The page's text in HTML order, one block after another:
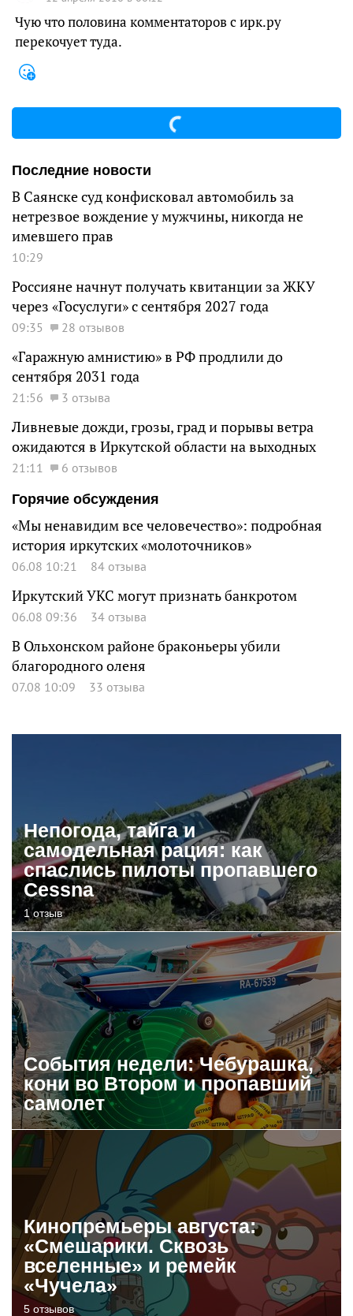
Чую что половина комментаторов с ирк.ру
перекочует туда.
Последние новости
В Саянске суд конфисковал автомобиль за
нетрезвое вождение у мужчины, никогда не
имевшего прав
10:29
Россияне начнут получать квитанции за ЖКУ
через «Госуслуги» с сентября 2027 года
09:35 28 отзывов
«Гаражную амнистию» в РФ продлили до
сентября 2031 года
21:56 3 отзыва
Ливневые дожди, грозы, град и порывы ветра
ожидаются в Иркутской области на выходных
21:11
6 отзывов
Горячие обсуждения
«Мы ненавидим все человечество»: подробная
история иркутских «молоточников»
06.08 10:21 84 отзыва
Иркутский УКС могут признать банкротом
06.08 09:36 34 отзыва
В Ольхонском районе браконьеры убили
благородного оленя
07.08 10:09 33 отзыва
Непогода, тайга и
самодельная рация: как
спаслись пилоты пропавшего
Cessna
1 отзыв
События недели: Чебурашка,
кони во Втором и пропавший
самолет
Кинопремьеры августа:
«Смешарики. Сквозь
вселенные» и ремейк
«Чучела»
5 отзывов